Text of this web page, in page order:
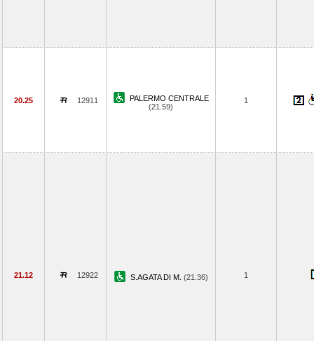
20.25 12911
PALERMO CENTRALE
(21.59)
1
21.12 12922 S.AGATA DI M. (21.36) 1